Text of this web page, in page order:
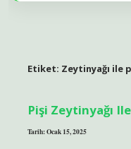
Etiket: Zeytinyağı ile
Pişi Zeytinyağı Ile
Tarih: Ocak 15, 2025